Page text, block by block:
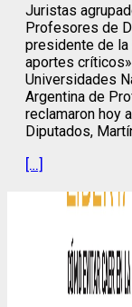
Juristas
Profesores de
presidente de la
aportes
Universidades
Argentina de
reclamaron hoy
Diputados,
[…]